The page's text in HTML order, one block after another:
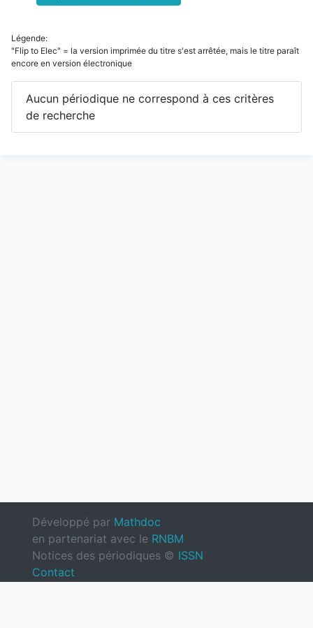
Légende:
"Flip to Elec" = la version imprimée du titre s'est arrêtée, mais le titre paraît
encore en version électronique
Aucun périodique ne correspond à ces critères
de recherche
Développé par Mathdoc
en partenariat avec le RNBM
Notices des périodiques © ISSN
Contact